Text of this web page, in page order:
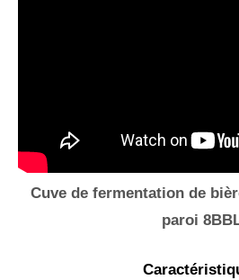
Cuve de fermentation de
paroi